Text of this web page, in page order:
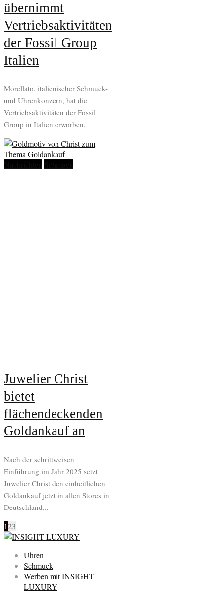
übernimmt
Vertriebsaktivitäten
der Fossil Group
Italien
Morellato, italienischer Schmuck-
und Uhrenkonzern, hat die
Vertriebsaktivitäten der Fossil
Group in Italien erworben.
Juwelier Christ
bietet
flächendeckenden
Goldankauf an
Nach der schrittweisen
Einführung im Jahr 2025 setzt
Juwelier Christ den einheitlichen
Goldankauf jetzt in allen Stores in
Deutschland...
123
Uhren
Schmuck
Werben mit INSIGHT
LUXURY